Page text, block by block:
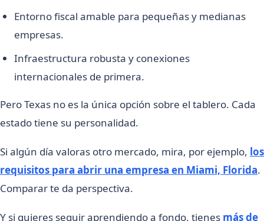
Entorno fiscal amable para pequeñas y medianas
empresas.
Infraestructura robusta y conexiones
internacionales de primera.
Pero Texas no es la única opción sobre el tablero. Cada
estado tiene su personalidad.
Si algún día valoras otro mercado, mira, por ejemplo, los
requisitos para abrir una empresa en Miami, Florida.
Comparar te da perspectiva.
Y si quieres seguir aprendiendo a fondo, tienes más de